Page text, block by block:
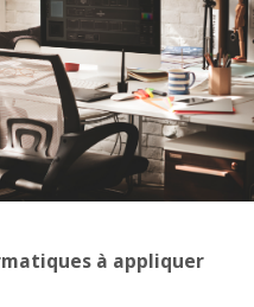
à appliquer